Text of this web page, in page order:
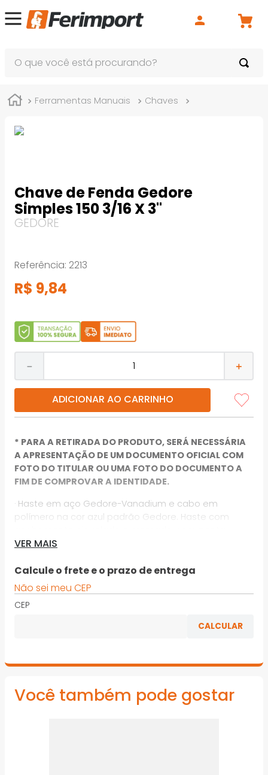
Ferramentas Manuais Chaves
Chave de Fenda Gedore
Simples 150 3/16 X 3"
GEDORE
Referência: 2213
R$ 9,84
＋
－
ADICIONAR AO CARRINHO
* PARA A RETIRADA DO PRODUTO, SERÁ NECESSÁRIA
A APRESENTAÇÃO DE UM DOCUMENTO OFICIAL COM
FOTO DO TITULAR OU UMA FOTO DO DOCUMENTO A
FIM DE COMPROVAR A IDENTIDADE.
· Haste em aço Gedore-Vanadium e cabo em
polímero na cor azul padrão Gedore. Haste com
escurecida. Cabo ergonômico. Chave com haste
parafuso tipo fenda simples
*Imagens meramente ilustrativas
VER MAIS
Calcule o frete e o prazo de entrega
Não sei meu CEP
CEP
Você também pode gostar